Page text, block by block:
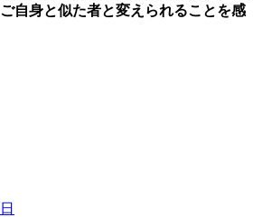
自身と似た者と変えられることを感